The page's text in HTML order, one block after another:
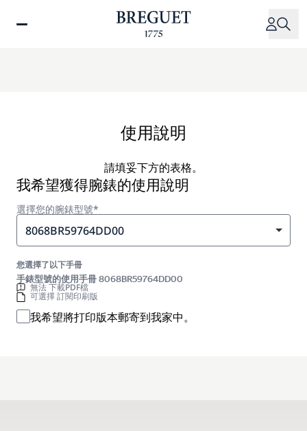
使用說明
請填妥下方的表格。
我希望獲得腕錶的使用說明
選擇您的腕錶型號*
8068BR59764DD00
您選擇了以下手冊
手錶型號的使用手冊 8068BR59764DD00
無法 下載PDF檔
可選擇 訂閱印刷版
我希望將打印版本郵寄到我家中。